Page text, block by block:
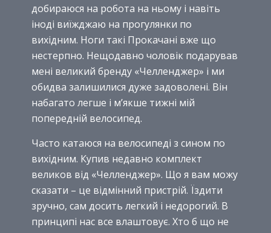
добираюся на робота на ньому і навіть
іноді виїжджаю на прогулянки по
вихідним. Ноги такі Прокачані вже що
нестерпно. Нещодавно чоловік подарував
мені великий бренду «Челленджер» і ми
обидва залишилися дуже задоволені. Він
набагато легше і м’якше тижні мій
попередній велосипед.
Часто катаюся на велосипеді з сином по
вихідним. Купив недавно комплект
великов від «Челленджер». Що я вам можу
сказати – це відмінний пристрій. Їздити
зручно, сам досить легкий і недорогий. В
принципі нас все влаштовує. Хто б що не